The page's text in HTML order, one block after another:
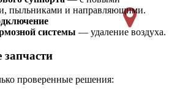
пыльниками и направляющими.
системы — удаление воздуха.
проверенные решения: